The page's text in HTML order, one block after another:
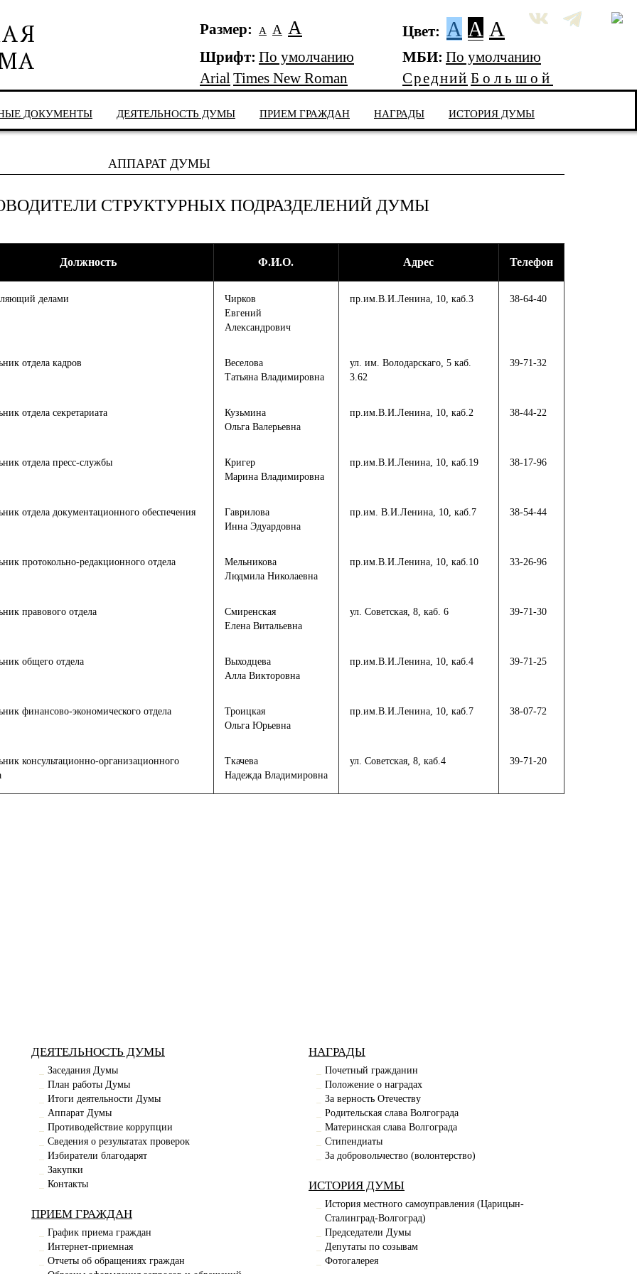
Размер: А А А Цвет: A A A
Шрифт: По умолчанию
ArialTimes New Roman
МБИ: По умолчанию
Средний Большой
ДОКУМЕНТЫ ДЕЯТЕЛЬНОСТЬ ДУМЫ ПРИЕМ ГРАЖДАН НАГРАДЫ ИСТОРИЯ ДУМЫ
АППАРАТ ДУМЫ
СТРУКТУРНЫХ ПОДРАЗДЕЛЕНИЙ ДУМЫ
Должность Ф.И.О. Адрес Телефон
делами
Чирков
Евгений
Александрович
пр.им.В.И.Ленина, 10, каб.3 38-64-40
отдела кадров
Веселова
Татьяна Владимировна
ул. им. Володарскаго, 5 каб.
3.62
39-71-32
отдела секретариата
Кузьмина
Ольга Валерьевна
пр.им.В.И.Ленина, 10, каб.2 38-44-22
отдела пресс-службы
Кригер
Марина Владимировна
пр.им.В.И.Ленина, 10, каб.19 38-17-96
отдела документационного обеспечения
Гаврилова
Инна Эдуардовна
пр.им. В.И.Ленина, 10, каб.7 38-54-44
протокольно-редакционного отдела
Мельникова
Людмила Николаевна
пр.им.В.И.Ленина, 10, каб.10 33-26-96
правового отдела
Смиренская
Елена Витальевна
ул. Советская, 8, каб. 6 39-71-30
общего отдела
Выходцева
Алла Викторовна
пр.им.В.И.Ленина, 10, каб.4 39-71-25
финансово-экономического отдела
Троицкая
Ольга Юрьевна
пр.им.В.И.Ленина, 10, каб.7 38-07-72
консультационно-организационного
Ткачева
Надежда Владимировна
ул. Советская, 8, каб.4 39-71-20
ДЕЯТЕЛЬНОСТЬ ДУМЫ
Заседания Думы
План работы Думы
Итоги деятельности Думы
Аппарат Думы
Противодействие коррупции
Сведения о результатах проверок
Избиратели благодарят
Закупки
Контакты
ПРИЕМ ГРАЖДАН
График приема граждан
Интернет-приемная
Отчеты об обращениях граждан
НАГРАДЫ
Почетный гражданин
Положение о наградах
За верность Отечеству
Родительская слава Волгограда
Материнская слава Волгограда
Стипендиаты
За добровольчество (волонтерство)
ИСТОРИЯ ДУМЫ
История местного самоуправления (Царицын-
Сталинград-Волгоград)
Председатели Думы
Депутаты по созывам
Фотогалерея